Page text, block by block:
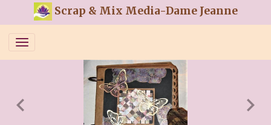
Scrap & Mix Media-Dame Jeanne